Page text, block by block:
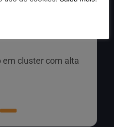
cluster com alta